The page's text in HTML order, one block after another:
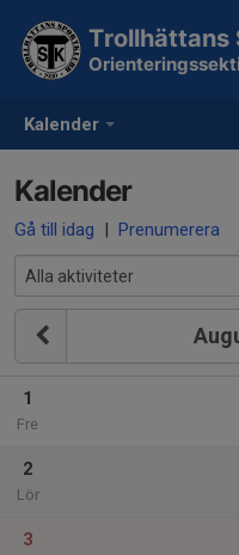
Kalender
Trollhättans
Kalender
Gå till idag | Prenumerera
1
Fre
2
Lör
3